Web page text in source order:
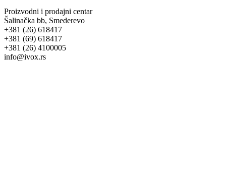
Proizvodni i prodajni centar
Šalinačka bb, Smederevo
+381 (26) 618417
+381 (69) 618417
+381 (26) 4100005
info@ivox.rs